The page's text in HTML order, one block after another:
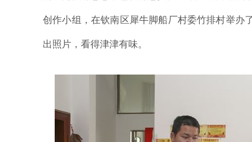
创作小组，在钦南区犀牛脚船厂村委竹排村举办
出照片，看得津津有味。